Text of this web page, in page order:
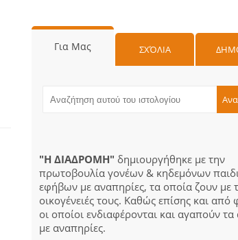
Για Μας ΣΧΌΛΙΑ
"Η ΔΙΑΔΡΟΜΗ" δημιουργήθηκε με την
πρωτοβουλία γονέων & κηδεμόνων
εφήβων με αναπηρίες, τα οποία ζουν με
οικογένειές τους. Καθώς επίσης και από
οι οποίοι ενδιαφέρονται και αγαπούν
με αναπηρίες.